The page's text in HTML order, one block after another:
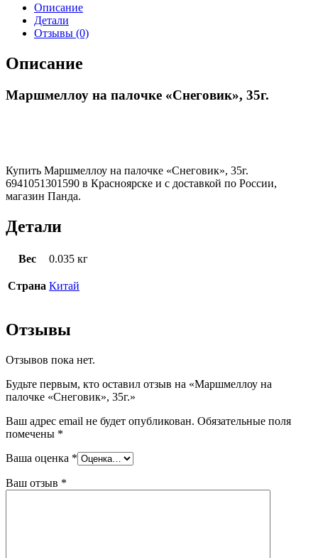
Описание
Детали
Отзывы (0)
Описание
Маршмеллоу на палочке «Снеговик», 35г.
Купить Маршмеллоу на палочке «Снеговик», 35г.
6941051301590 в Красноярске и с доставкой по России,
магазин Панда.
Детали
Вес 0.035 кг
Страна Китай
Отзывы
Отзывов пока нет.
Будьте первым, кто оставил отзыв на «Маршмеллоу на
палочке «Снеговик», 35г.»
Ваш адрес email не будет опубликован. Обязательные поля
помечены *
Ваша оценка *
Ваш отзыв *